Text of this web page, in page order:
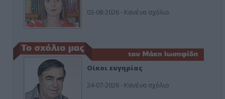
03-08-2026 - Κανένα σχόλιο
Οίκοι ευγηρίας
24-07-2026 - Κανένα σχόλιο